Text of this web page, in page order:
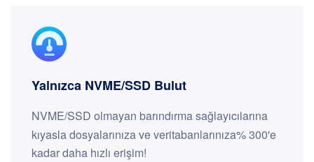
Yalnızca NVME/SSD Bulut
NVME/SSD olmayan barındırma sağlayıcılarına
kıyasla dosyalarınıza ve veritabanlarınıza% 300'e
kadar daha hızlı erişim!